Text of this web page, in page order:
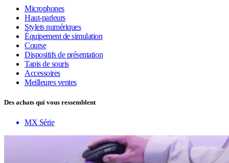
Microphones
Haut-parleurs
Stylets numériques
Équipement de simulation
Course
Dispositifs de présentation
Tapis de souris
Accessoires
Meilleures ventes
Des achats qui vous ressemblent
MX Série